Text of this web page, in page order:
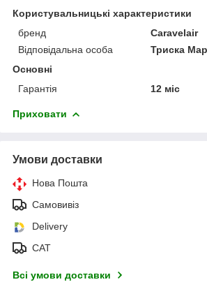
Користувальницькі характеристики
бренд
Caravelair
Відповідальна особа
Триска
Основні
Гарантія
12 міс
Приховати
Умови доставки
Нова Пошта
Самовивіз
Delivery
САТ
Всі умови доставки